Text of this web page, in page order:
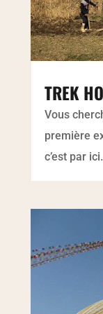
TREK
Vous
première
c’est par ici.